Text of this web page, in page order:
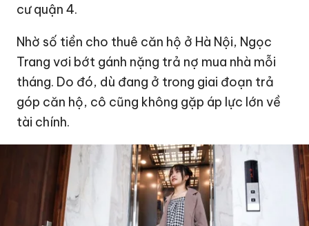
cư quận 4.
Nhờ số tiền cho thuê căn hộ ở Hà Nội, Ngọc
Trang vơi bớt gánh nặng trả nợ mua nhà mỗi
tháng. Do đó, dù đang ở trong giai đoạn trả
góp căn hộ, cô cũng không gặp áp lực lớn về
tài chính.